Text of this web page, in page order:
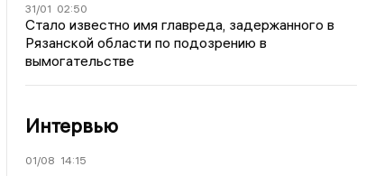
31/01 02:50
Стало известно имя главреда, задержанного в
Рязанской области по подозрению в
вымогательстве
Интервью
01/08 14:15